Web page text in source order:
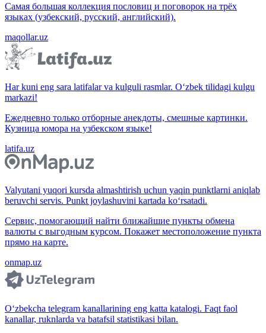
Самая большая коллекция пословиц и поговорок на трёх
языках (узбекский, русский, английский).
maqollar.uz
Har kuni eng sara latifalar va kulguli rasmlar. O‘zbek tilidagi kulgu
markazi!
Ежедневно только отборные анекдоты, смешные картинки.
Кузница юмора на узбекском языке!
latifa.uz
Valyutani yuqori kursda almashtirish uchun yaqin punktlarni aniqlab
beruvchi servis. Punkt joylashuvini kartada ko‘rsatadi.
Сервис, помогающий найти ближайшие пункты обмена
валюты с выгодным курсом. Покажет местоположение пункта
прямо на карте.
onmap.uz
O‘zbekcha telegram kanallarining eng katta katalogi. Faqt faol
kanallar, ruknlarda va batafsil statistikasi bilan.